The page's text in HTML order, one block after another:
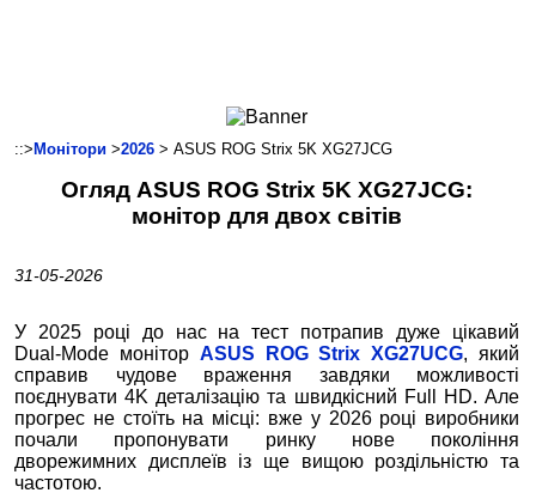
Смартфони
Комунікації
::> Монітори >2026 > ASUS ROG Strix 5K XG27JCG
Огляд ASUS ROG Strix 5K XG27JCG:
монітор для двох світів
31-05-2026
У 2025 році до нас на тест потрапив дуже цікавий
Dual‑Mode монітор ASUS ROG Strix XG27UCG, який
справив чудове враження завдяки можливості
поєднувати 4K деталізацію та швидкісний Full HD. Але
прогрес не стоїть на місці: вже у 2026 році виробники
почали пропонувати ринку нове покоління
дворежимних дисплеїв із ще вищою роздільністю та
частотою.